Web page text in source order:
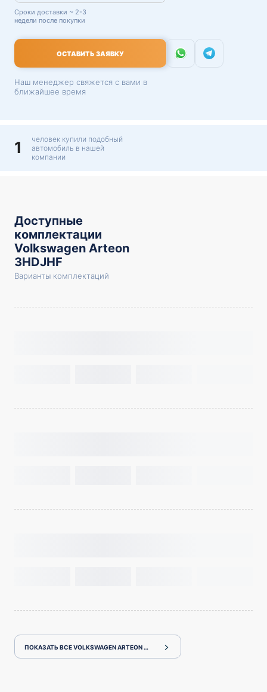
Сроки доставки ~ 2-3
недели после покупки
ОСТАВИТЬ ЗАЯВКУ
Наш менеджер свяжется с вами в
ближайшее время
1
человек купили подобный
автомобиль в нашей
компании
Доступные
комплектации
Volkswagen Arteon
3HDJHF
Варианты комплектаций
ПОКАЗАТЬ ВСЕ VOLKSWAGEN ARTEON 3HDJHF